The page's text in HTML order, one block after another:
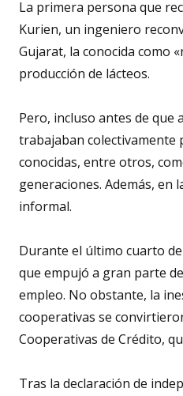
La primera persona que
Kurien, un ingeniero
Gujarat, la conocida como
producción de lácteos.
Pero, incluso antes de que
trabajaban colectivamente
conocidas, entre otros,
generaciones. Además, en
informal.
Durante el último cuarto
que empujó a gran parte
empleo. No obstante, la
cooperativas se
Cooperativas de Crédito,
Tras la declaración de